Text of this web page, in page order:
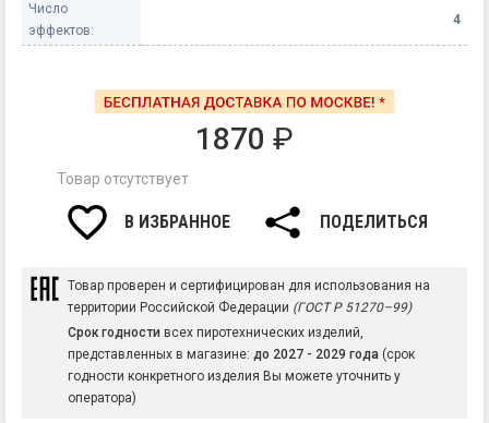
Число
эффектов:
4
1870 ₽
Товар отсутствует
В ИЗБРАННОЕ ПОДЕЛИТЬСЯ
Товар проверен и сертифицирован для использования на
территории Российской Федерации (ГОСТ Р 51270–99)
Срок годности всех пиротехнических изделий,
представленных в магазине: до 2027 - 2029 года (срок
годности конкретного изделия Вы можете уточнить у
оператора)